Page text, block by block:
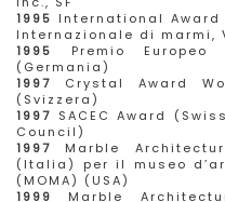
1995 International
Internazionale di marmi,
1995 Premio
(Germania)
1997 Crystal Award
(Svizzera)
1997 SACEC Award
Council)
1997 Marble
(Italia) per il museo
(MOMA) (USA)
1999 Marble